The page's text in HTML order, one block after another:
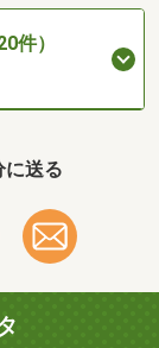
件）
に送る